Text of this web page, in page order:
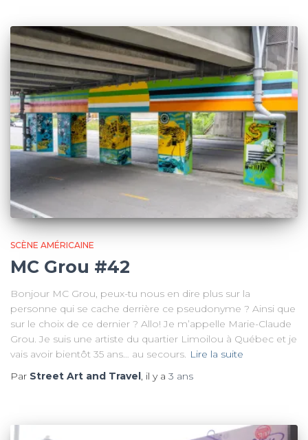
SCÈNE AMÉRICAINE
MC Grou #42
Bonjour MC Grou, peux-tu nous en dire plus sur la
personne qui se cache derrière ce pseudonyme ? Ainsi que
sur le choix de ce dernier ? Allo! Je m’appelle Marie-Claude
Grou. Je suis une artiste du quartier Limoilou à Québec et je
vais avoir bientôt 35 ans… au secours. Lire la suite
Par Street Art and Travel, il y a 3 ans